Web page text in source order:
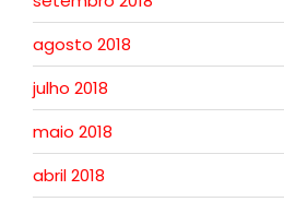
agosto 2018
julho 2018
maio 2018
abril 2018